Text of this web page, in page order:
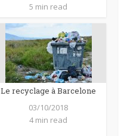
5 min read
Le recyclage à Barcelone
03/10/2018
4 min read